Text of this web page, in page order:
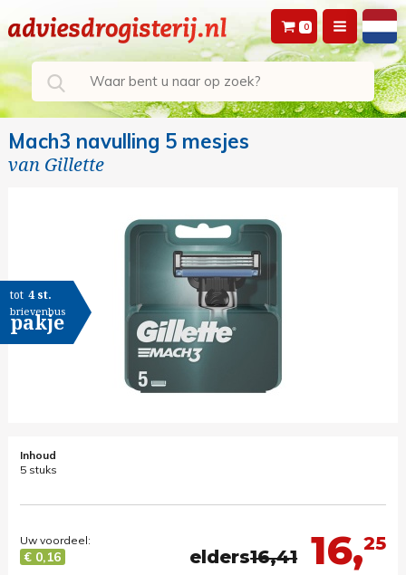
0
Mach3 navulling 5 mesjes
van Gillette
tot 4 st.
brievenbus
pakje
Inhoud
5 stuks
16,25
elders16,41
Uw voordeel:
€ 0,16